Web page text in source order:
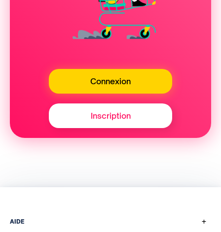
Connexion
Inscription
AIDE +